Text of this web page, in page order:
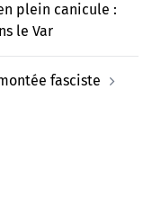
plein canicule :
le Var
fasciste